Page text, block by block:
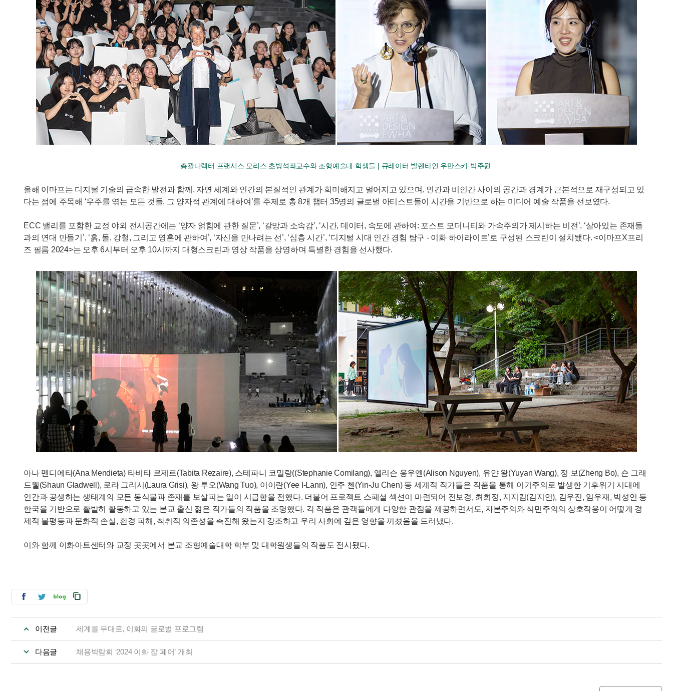
총괄디렉터 프랜시스 모리스 초빙석좌교수와 조형예술대 학생들 | 큐레이터 발렌타인 우만스키·박주원
올해 이마프는 디지털 기술의 급속한 발전과 함께, 자연 세계와 인간의 본질적인 관계가 희미해지고 멀어지고 있으며, 인간과 비인간 사이의 공간과 경계가 근본적으로 재구성되고 있
다는 점에 주목해 ‘우주를 엮는 모든 것들, 그 양자적 관계에 대하여’를 주제로 총 8개 챕터 35명의 글로벌 아티스트들이 시간을 기반으로 하는 미디어 예술 작품을 선보였다.
ECC 밸리를 포함한 교정 야외 전시공간에는 ‘양자 얽힘에 관한 질문’, ‘갈망과 소속감’, ‘시간, 데이터, 속도에 관하여: 포스트 모더니티와 가속주의가 제시하는 비전’, ‘살아있는 존재들
과의 연대 만들기’, ‘흙, 돌, 강철, 그리고 영혼에 관하여’, ‘자신을 만나려는 선’, ‘심층 시간’, ‘디지털 시대 인간 경험 탐구 - 이화 하이라이트’로 구성된 스크린이 설치됐다. <이마프X프리
즈 필름 2024>는 오후 6시부터 오후 10시까지 대형스크린과 영상 작품을 상영하며 특별한 경험을 선사했다.
아나 멘디에타(Ana Mendieta) 타비타 르제르(Tabita Rezaire), 스테파니 코밀랑((Stephanie Comilang), 앨리슨 응우옌(Alison Nguyen), 유얀 왕(Yuyan Wang), 정 보(Zheng Bo), 숀 그래
드웰(Shaun Gladwell), 로라 그리시(Laura Grisi), 왕 투오(Wang Tuo), 이이란(Yee I-Lann), 인주 첸(Yin-Ju Chen) 등 세계적 작가들은 작품을 통해 이기주의로 발생한 기후위기 시대에
인간과 공생하는 생태계의 모든 동식물과 존재를 보살피는 일이 시급함을 전했다. 더불어 프로젝트 스페셜 섹션이 마련되어 전보경, 최희정, 지지킴(김지연), 김우진, 임우재, 박성연 등
한국을 기반으로 활발히 활동하고 있는 본교 출신 젊은 작가들의 작품을 조명했다. 각 작품은 관객들에게 다양한 관점을 제공하면서도, 자본주의와 식민주의의 상호작용이 어떻게 경
제적 불평등과 문화적 손실, 환경 피해, 착취적 의존성을 촉진해 왔는지 강조하고 우리 사회에 깊은 영향을 끼쳤음을 드러냈다.
이와 함께 이화아트센터와 교정 곳곳에서 본교 조형예술대학 학부 및 대학원생들의 작품도 전시됐다.
이전글 세계를 무대로, 이화의 글로벌 프로그램
다음글 채용박람회 ‘2024 이화 잡 페어’ 개최